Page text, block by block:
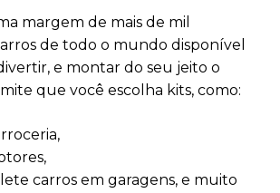
margem de mais de mil
de todo o mundo disponível
e montar do seu jeito o
que você escolha kits, como:
carros em garagens, e muito